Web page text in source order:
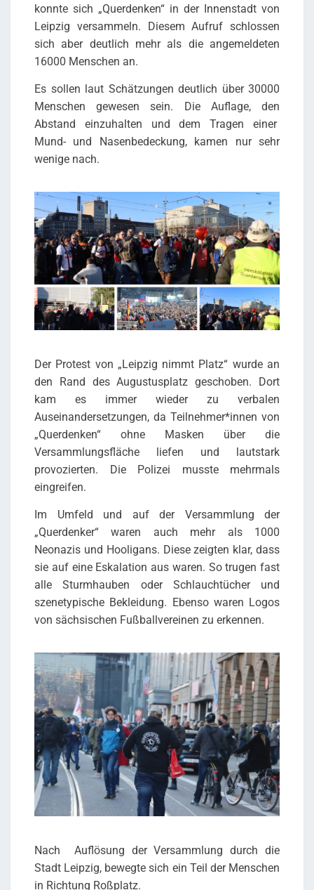
konnte sich „Querdenken“ in der Innenstadt von
Leipzig versammeln. Diesem Aufruf schlossen
sich aber deutlich mehr als die angemeldeten
16000 Menschen an.
Es sollen laut Schätzungen deutlich über 30000
Menschen gewesen sein. Die Auflage, den
Abstand einzuhalten und dem Tragen einer
Mund- und Nasenbedeckung, kamen nur sehr
wenige nach.
Der Protest von „Leipzig nimmt Platz“ wurde an
den Rand des Augustusplatz geschoben. Dort
kam es immer wieder zu verbalen
Auseinandersetzungen, da Teilnehmer*innen von
„Querdenken“ ohne Masken über die
Versammlungsfläche liefen und lautstark
provozierten. Die Polizei musste mehrmals
eingreifen.
Im Umfeld und auf der Versammlung der
„Querdenker“ waren auch mehr als 1000
Neonazis und Hooligans. Diese zeigten klar, dass
sie auf eine Eskalation aus waren. So trugen fast
alle Sturmhauben oder Schlauchtücher und
szenetypische Bekleidung. Ebenso waren Logos
von sächsischen Fußballvereinen zu erkennen.
Nach Auflösung der Versammlung durch die
Stadt Leipzig, bewegte sich ein Teil der Menschen
in Richtung Roßplatz.